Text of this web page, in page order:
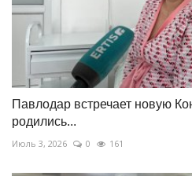
Павлодар встречает новую
родились...
Июль 3, 2026 0 161